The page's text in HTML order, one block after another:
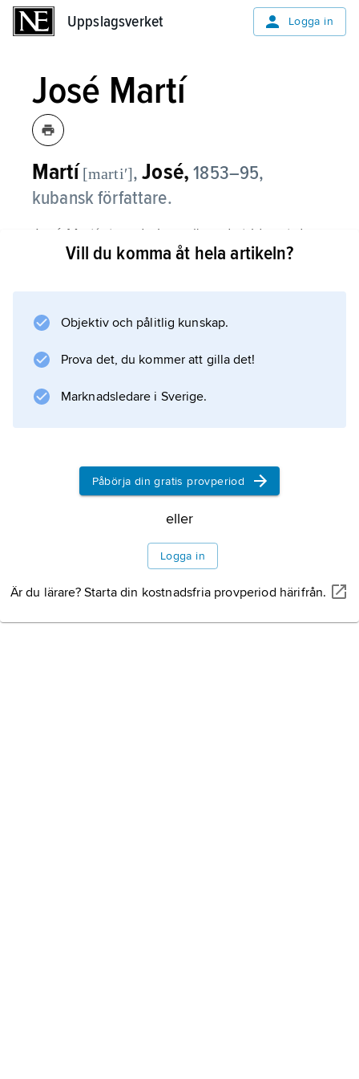
Uppslagsverket Logga in
José Martí
Martí [martiʹ],José, 1853–95,
kubansk författare.
José Martí stupade i en väpnad strid mot den
spanska kolonialmakten, och hans
övergången mellan romantiken och den
främste föregångare han är med sin poesi och
med sin roman
Amistad funesta
Litteraturanvisning
Information om artikeln
Vill du komma åt hela artikeln?
Objektiv och pålitlig kunskap.
Prova det, du kommer att gilla det!
Marknadsledare i Sverige.
Påbörja din gratis provperiod
eller
Logga in
Är du lärare? Starta din kostnadsfria provperiod härifrån.